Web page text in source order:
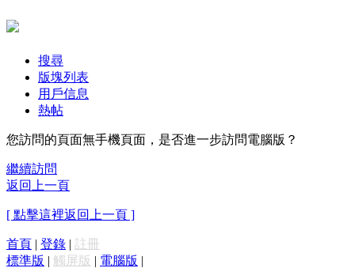
搜尋
版塊列表
用戶信息
熱帖
您訪問的頁面無手機頁面，是否進一步訪問電腦版？
繼續訪問
返回上一頁
[ 點擊這裡返回上一頁 ]
首頁 | 登錄 | 註冊
標準版 | 觸屏版 | 電腦版 |